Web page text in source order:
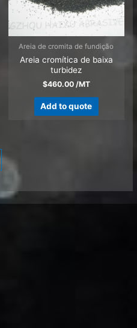
Areia de cromita de fundição
Areia cromítica de baixa
turbidez
$460.00/MT
Add to quote